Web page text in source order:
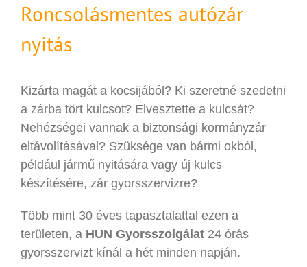
Roncsolásmentes autózár
nyitás
Kizárta magát a kocsijából? Ki szeretné szedetni
a zárba tört kulcsot? Elvesztette a kulcsát?
Nehézségei vannak a biztonsági kormányzár
eltávolításával? Szüksége van bármi okból,
például jármű nyitására vagy új kulcs
készítésére, zár gyorsszervizre?
Több mint 30 éves tapasztalattal ezen a
területen, a HUN Gyorsszolgálat 24 órás
gyorsszervizt kínál a hét minden napján.